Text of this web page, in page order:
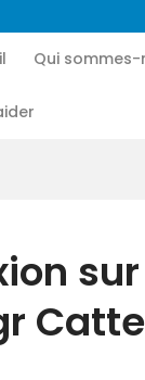
Qui sommes-